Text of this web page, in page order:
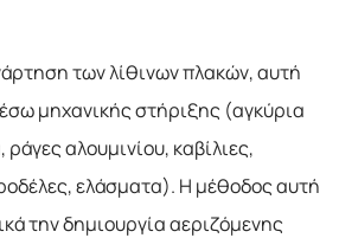
των λίθινων πλακών, αυτή
μηχανικής στήριξης (αγκύρια
αλουμινίου, καβίλιες,
ελάσματα). Η μέθοδος αυτή
την δημιουργία αεριζόμενης